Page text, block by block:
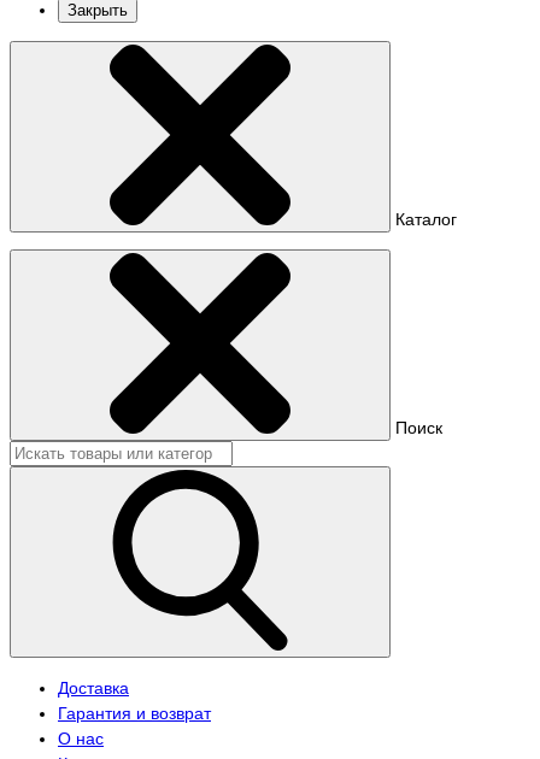
Закрыть
Каталог
Поиск
Доставка
Гарантия и возврат
О нас